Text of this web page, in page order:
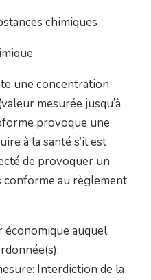
chimiques
une concentration
mesurée jusqu’à
provoque une
à la santé s’il est
de provoquer un
conforme au règlement
économique auquel
Interdiction de la